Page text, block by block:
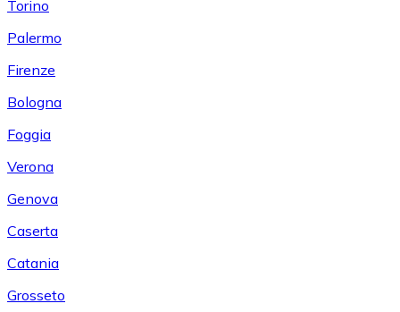
Torino
Palermo
Firenze
Bologna
Foggia
Verona
Genova
Caserta
Catania
Grosseto